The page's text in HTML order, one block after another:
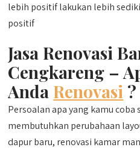
lebih positif lakukan lebih
positif
Jasa Renovasi
Cengkareng –
Anda Renovasi ?
Persoalan apa yang kamu
membutuhkan perubahaan
dapur baru, renovasi kamar